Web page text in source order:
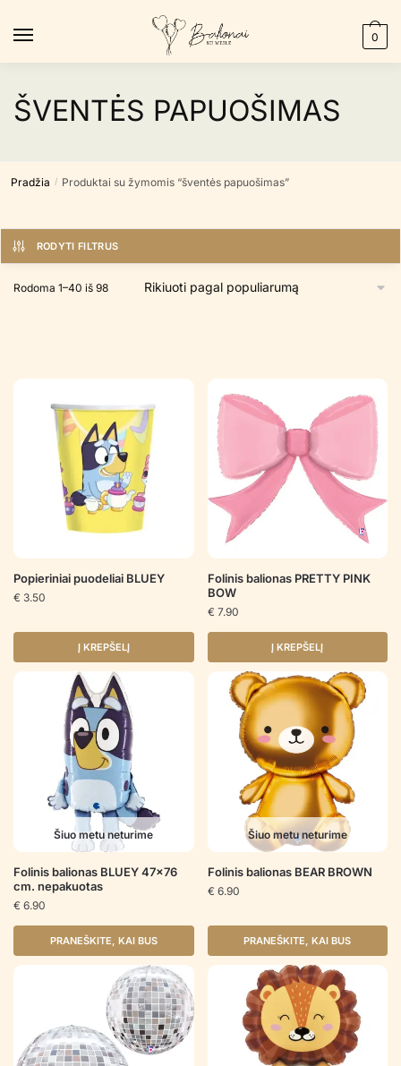
0
ŠVENTĖS PAPUOŠIMAS
Pradžia / Produktai su žymomis “šventės papuošimas”
RODYTI FILTRUS
Rodoma 1–40 iš 98Rūšiuojama
Popieriniai puodeliai BLUEY
€ 3.50
Į KREPŠELĮ
Folinis balionas PRETTY PINK
BOW
€ 7.90
Į KREPŠELĮ
Šiuo metu neturime
Folinis balionas BLUEY 47×76
cm. nepakuotas
€ 6.90
PRANEŠKITE, KAI BUS
Šiuo metu neturime
Folinis balionas BEAR BROWN
€ 6.90
PRANEŠKITE, KAI BUS